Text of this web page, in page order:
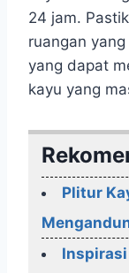
24 jam.
ruangan
yang dapat
kayu yang
Plitur
Inspirasi